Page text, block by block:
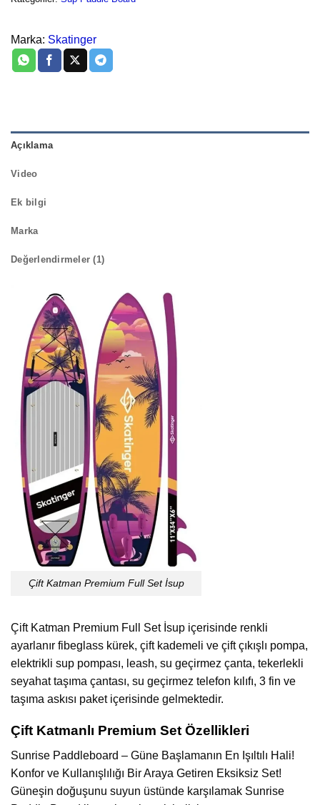
Marka: Skatinger
Açıklama
Video
Ek bilgi
Marka
Değerlendirmeler (1)
Çift Katman Premium Full Set İsup
Çift Katman Premium Full Set İsup içerisinde renkli
ayarlanır fibeglass kürek, çift kademeli ve çift çıkışlı pompa,
elektrikli sup pompası, leash, su geçirmez çanta, tekerlekli
seyahat taşıma çantası, su geçirmez telefon kılıfı, 3 fin ve
taşıma askısı paket içerisinde gelmektedir.
Çift Katmanlı Premium Set Özellikleri
Sunrise Paddleboard – Güne Başlamanın En Işıltılı Hali!
Konfor ve Kullanışlılığı Bir Araya Getiren Eksiksiz Set!
Güneşin doğuşunu suyun üstünde karşılamak Sunrise